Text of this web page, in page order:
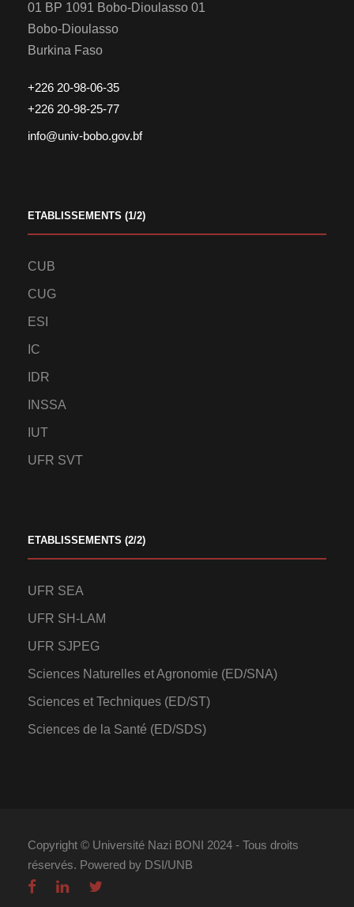
01 BP 1091 Bobo-Dioulasso 01
Bobo-Dioulasso
Burkina Faso
+226 20-98-06-35
+226 20-98-25-77
info@univ-bobo.gov.bf
ETABLISSEMENTS (1/2)
CUB
CUG
ESI
IC
IDR
INSSA
IUT
UFR SVT
ETABLISSEMENTS (2/2)
UFR SEA
UFR SH-LAM
UFR SJPEG
Sciences Naturelles et Agronomie (ED/SNA)
Sciences et Techniques (ED/ST)
Sciences de la Santé (ED/SDS)
Copyright © Université Nazi BONI 2024 - Tous droits
réservés. Powered by DSI/UNB